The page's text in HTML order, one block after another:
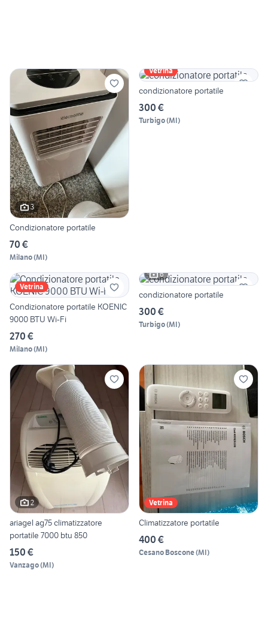
3
Condizionatore portatile
70 €
Milano(MI)
Vetrina
condizionatore portatile
300 €
Turbigo(MI)
Vetrina
Condizionatore portatile KOENIC
9000 BTU Wi-Fi
270 €
Milano(MI)
6
condizionatore portatile
300 €
Turbigo(MI)
2
ariagel ag75 climatizzatore
portatile 7000 btu 850
150 €
Vanzago(MI)
Vetrina
Climatizzatore portatile
400 €
Cesano Boscone(MI)